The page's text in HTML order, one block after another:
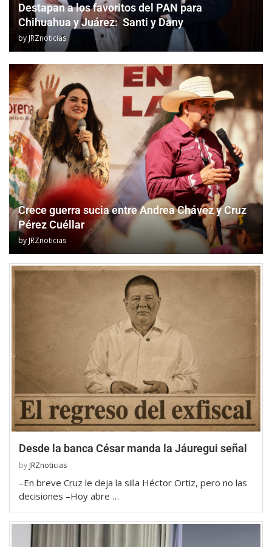
Destapan a los favoritos del PAN para
Chihuahua y Juárez: Santi y Dany
byJRZnoticias
Crece guerra sucia entre Andrea Chávez y Cruz
Pérez Cuéllar
by JRZnoticias
Desde la banca César manda la Jáuregui señal
by JRZnoticias
–En breve Cruz le deja la silla Héctor Ortiz, pero no las
decisiones –Hoy abre …